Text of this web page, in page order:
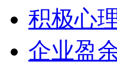
积极心
企业盈